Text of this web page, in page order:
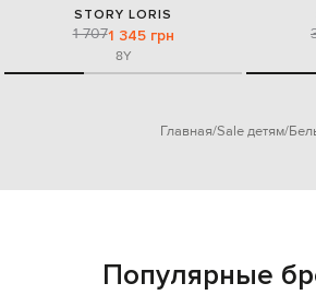
STORY LORIS
1 7071 345 грн
8Y
Главная Sale детям
Популярные